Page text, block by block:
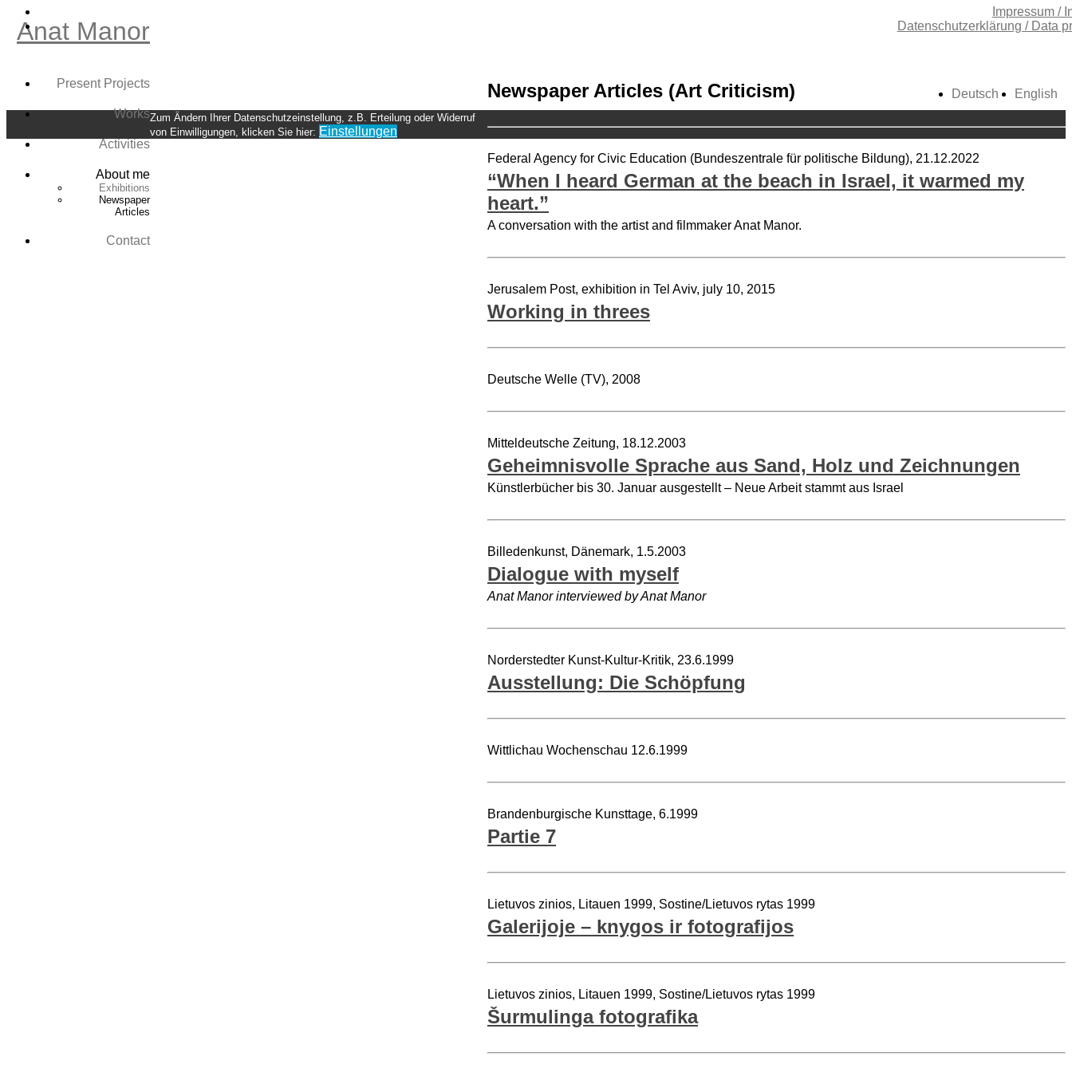
Skip
Anat Manor
Impressum /
Datenschutzerklärung / Data
Newspaper Articles (Art Criticism)
Federal Agency for Civic Education (Bundeszentrale für politische Bildung), 21.12.2022
“When I heard German at the beach in Israel, it warmed my
heart.”
A conversation with the artist and filmmaker Anat Manor.
Jerusalem Post, exhibition in Tel Aviv, july 10, 2015
Working in threes
Deutsche Welle (TV), 2008
Mitteldeutsche Zeitung, 18.12.2003
Geheimnisvolle Sprache aus Sand, Holz und Zeichnungen
Künstlerbücher bis 30. Januar ausgestellt – Neue Arbeit stammt aus Israel
Billedenkunst, Dänemark, 1.5.2003
Dialogue with myself
Anat Manor interviewed by Anat Manor
Norderstedter Kunst-Kultur-Kritik, 23.6.1999
Ausstellung: Die Schöpfung
Wittlichau Wochenschau 12.6.1999
Brandenburgische Kunsttage, 6.1999
Partie 7
Lietuvos zinios, Litauen 1999, Sostine/Lietuvos rytas 1999
Galerijoje – knygos ir fotografijos
Lietuvos zinios, Litauen 1999, Sostine/Lietuvos rytas 1999
Šurmulinga fotografika
Present Projects
Works
Activities
About me
Exhibitions
Newspaper
Articles
Contact
Deutsch English
Zum Ändern Ihrer Datenschutzeinstellung, z.B. Erteilung oder Widerruf
von Einwilligungen, klicken Sie hier: Einstellungen